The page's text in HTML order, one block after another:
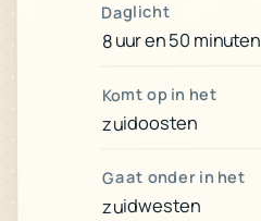
Daglicht
8 uur en 50 minuten
Komt op in het
zuidoosten
Gaat onder in het
zuidwesten